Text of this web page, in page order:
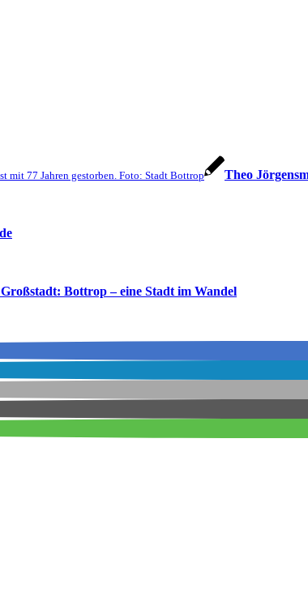
mit 77 Jahren gestorben. Foto: Stadt Bottrop Theo
Bottrop – eine Stadt im Wandel